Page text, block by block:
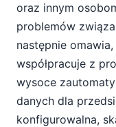
oraz innym
problemów
następnie
współpracuje z
wysoce
danych dla
konfigurowalna,